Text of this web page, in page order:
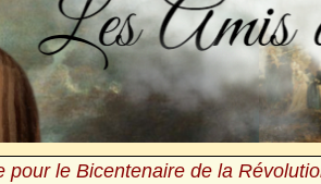
pour le Bicentenaire de la